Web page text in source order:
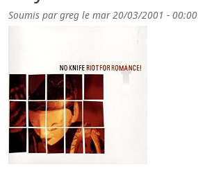
Soumis pargreg le mar 20/03/2001 - 00:00